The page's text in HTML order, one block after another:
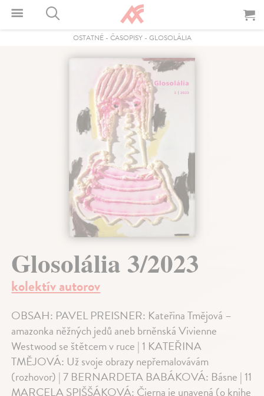
OSTATNÉ- ČASOPISY- GLOSOLÁLIA
Glosolália 3/2023
kolektív autorov
OBSAH: PAVEL PREISNER: Kateřina Tmějová –
amazonka něžných jedů aneb brněnská Vivienne
Westwood se štětcem v ruce | 1 KATEŘINA
TMĚJOVÁ: Už svoje obrazy nepřemalovávám
(rozhovor) | 7 BERNARDETA BABÁKOVÁ: Básne | 11
MARCELA SPIŠŠÁKOVÁ: Čierna je unavená (o knihe